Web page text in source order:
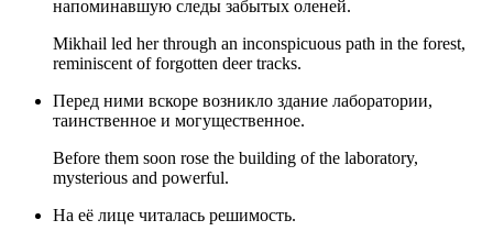
напоминавшую следы забытых оленей.
Mikhail led her through an inconspicuous path in the forest,
reminiscent of forgotten deer tracks.
Перед ними вскоре возникло здание лаборатории,
таинственное и могущественное.
Before them soon rose the building of the laboratory,
mysterious and powerful.
На её лице читалась решимость.